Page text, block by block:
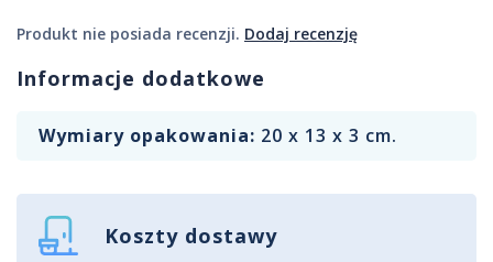
Produkt nie posiada recenzji. Dodaj recenzję
Informacje dodatkowe
Wymiary opakowania: 20 x 13 x 3 cm.
Koszty dostawy